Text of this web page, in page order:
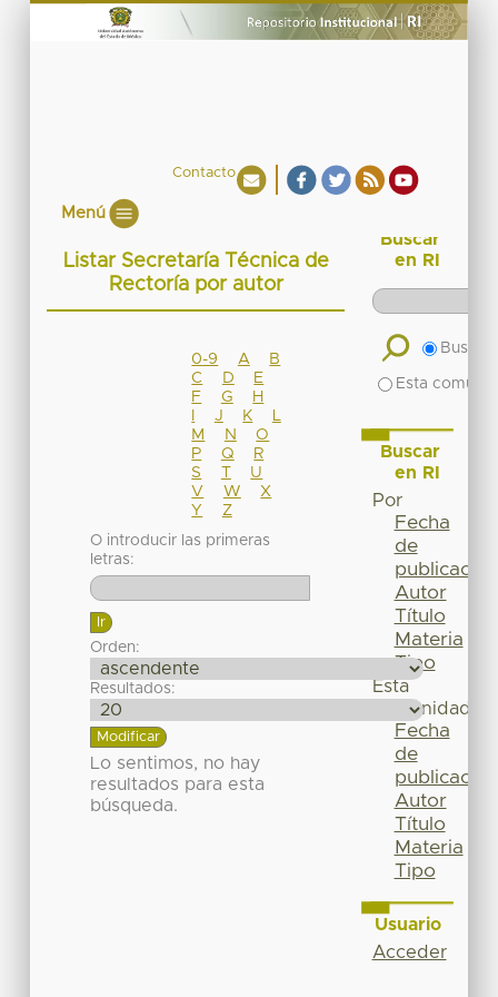
Contacto
Menú
Listar Secretaría Técnica de
Rectoría por autor
0-9 A
B
C
D
E
F
G
H
J K
M
N
O
P
Q
R
S
T
U
V
W
X
Y
Z
O introducir las primeras
letras:
Orden:
Resultados:
Lo sentimos, no hay
resultados para esta
búsqueda.
Buscar
en RI
Buscar
Esta
Buscar
en RI
Por
Fecha
de
publicación
Autor
Título
Materia
Tipo
Esta
comunidad
Fecha
de
publicación
Autor
Título
Materia
Tipo
Usuario
Acceder